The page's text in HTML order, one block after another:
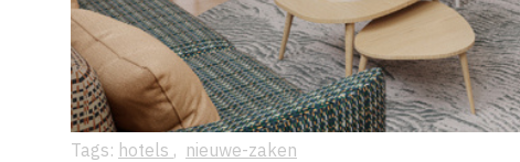
Tags: hotels , nieuwe-zaken